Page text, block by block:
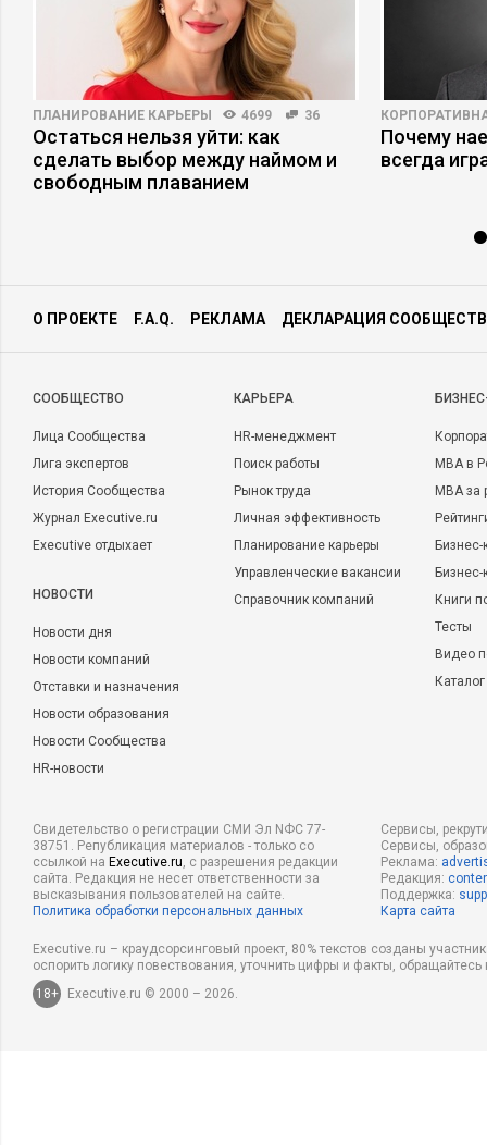
ПЛАНИРОВАНИЕ КАРЬЕРЫ 4699 36
Остаться нельзя уйти: как
сделать выбор между наймом и
свободным плаванием
Почему
всегда
О ПРОЕКТЕ F.A.Q. РЕКЛАМА ДЕКЛАРАЦИЯ
CООБЩЕСТВО
Лица Сообщества
Лига экспертов
История Сообщества
Журнал Executive.ru
Executive отдыхает
НОВОСТИ
Новости дня
Новости компаний
Отставки и назначения
Новости образования
Новости Сообщества
HR-новости
КАРЬЕРА
HR-менеджмент
Поиск работы
Рынок труда
Личная эффективность
Планирование карьеры
Управленческие вакансии
Справочник компаний
MBA в
MBA
Бизнес-
Книги
Тесты
Видео
Свидетельство о регистрации СМИ Эл NФС 77-
38751. Републикация материалов - только со
ссылкой на Executive.ru, с разрешения редакции
сайта. Редакция не несет ответственности за
высказывания пользователей на сайте.
Политика обработки персональных данных
Сервисы,
Сервисы,
Реклама:
Редакция:
Поддержка:
Карта сайта
Executive.ru – краудсорсинговый проект, 80% текстов созданы
оспорить логику повествования, уточнить цифры и факты,
18+
Executive.ru © 2000 – 2026.